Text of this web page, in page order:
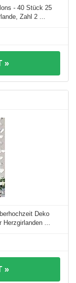
- 40 Stück 25
Zahl 2 ...
»
Deko
Herzgirlanden ...
»